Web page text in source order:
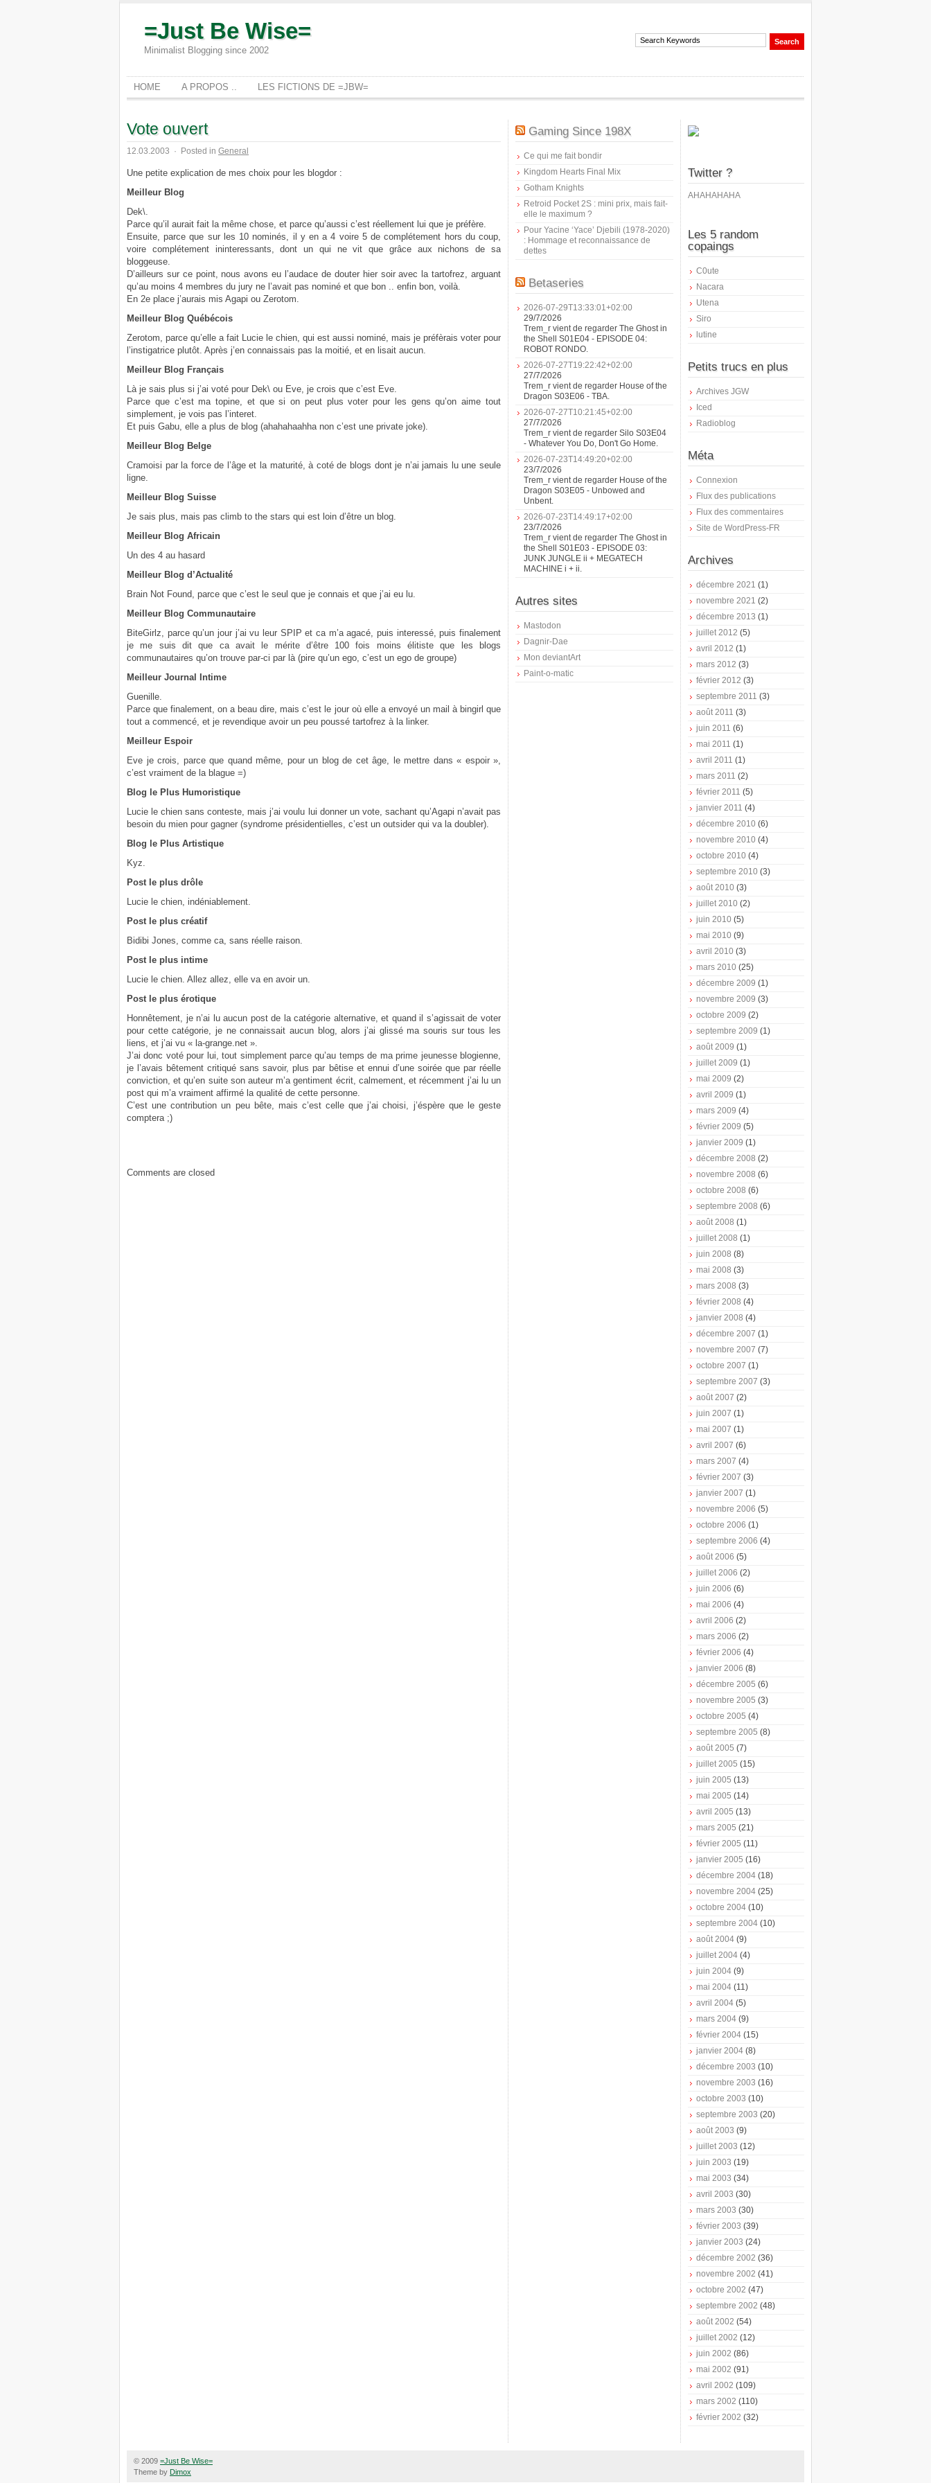
=Just Be Wise=
Minimalist Blogging since 2002
HOME A PROPOS .. LES FICTIONS DE =JBW=
Vote ouvert
12.03.2003 · Posted in General
Une petite explication de mes choix pour les blogdor :
Meilleur Blog
Dek\.
Parce qu’il aurait fait la même chose, et parce qu’aussi c’est réellement lui que je préfère.
Ensuite, parce que sur les 10 nominés, il y en a 4 voire 5 de complétement hors du coup,
voire complétement ininteressants, dont un qui ne vit que grâce aux nichons de sa
bloggeuse.
D’ailleurs sur ce point, nous avons eu l’audace de douter hier soir avec la tartofrez, arguant
qu’au moins 4 membres du jury ne l’avait pas nominé et que bon .. enfin bon, voilà.
En 2e place j’aurais mis Agapi ou Zerotom.
Meilleur Blog Québécois
Zerotom, parce qu’elle a fait Lucie le chien, qui est aussi nominé, mais je préfèrais voter pour
l’instigatrice plutôt. Après j’en connaissais pas la moitié, et en lisait aucun.
Meilleur Blog Français
Là je sais plus si j’ai voté pour Dek\ ou Eve, je crois que c’est Eve.
Parce que c’est ma topine, et que si on peut plus voter pour les gens qu’on aime tout
simplement, je vois pas l’interet.
Et puis Gabu, elle a plus de blog (ahahahaahha non c’est une private joke).
Meilleur Blog Belge
Cramoisi par la force de l’âge et la maturité, à coté de blogs dont je n’ai jamais lu une seule
ligne.
Meilleur Blog Suisse
Je sais plus, mais pas climb to the stars qui est loin d’être un blog.
Meilleur Blog Africain
Un des 4 au hasard
Meilleur Blog d’Actualité
Brain Not Found, parce que c’est le seul que je connais et que j’ai eu lu.
Meilleur Blog Communautaire
BiteGirlz, parce qu’un jour j’ai vu leur SPIP et ca m’a agacé, puis interessé, puis finalement
je me suis dit que ca avait le mérite d’être 100 fois moins élitiste que les blogs
communautaires qu’on trouve par-ci par là (pire qu’un ego, c’est un ego de groupe)
Meilleur Journal Intime
Guenille.
Parce que finalement, on a beau dire, mais c’est le jour où elle a envoyé un mail à bingirl que
tout a commencé, et je revendique avoir un peu poussé tartofrez à la linker.
Meilleur Espoir
Eve je crois, parce que quand même, pour un blog de cet âge, le mettre dans « espoir »,
c’est vraiment de la blague =)
Blog le Plus Humoristique
Lucie le chien sans conteste, mais j’ai voulu lui donner un vote, sachant qu’Agapi n’avait pas
besoin du mien pour gagner (syndrome présidentielles, c’est un outsider qui va la doubler).
Blog le Plus Artistique
Kyz.
Post le plus drôle
Lucie le chien, indéniablement.
Post le plus créatif
Bidibi Jones, comme ca, sans réelle raison.
Post le plus intime
Lucie le chien. Allez allez, elle va en avoir un.
Post le plus érotique
Honnêtement, je n’ai lu aucun post de la catégorie alternative, et quand il s’agissait de voter
pour cette catégorie, je ne connaissait aucun blog, alors j’ai glissé ma souris sur tous les
liens, et j’ai vu « la-grange.net ».
J’ai donc voté pour lui, tout simplement parce qu’au temps de ma prime jeunesse blogienne,
je l’avais bêtement critiqué sans savoir, plus par bêtise et ennui d’une soirée que par réelle
conviction, et qu’en suite son auteur m’a gentiment écrit, calmement, et récemment j’ai lu un
post qui m’a vraiment affirmé la qualité de cette personne.
C’est une contribution un peu bête, mais c’est celle que j’ai choisi, j’éspère que le geste
comptera ;)
Comments are closed
Gaming Since 198X
Ce qui me fait bondir
Kingdom Hearts Final Mix
Gotham Knights
Retroid Pocket 2S : mini prix, mais fait-
elle le maximum ?
Pour Yacine ‘Yace’ Djebili (1978-2020)
: Hommage et reconnaissance de
dettes
Betaseries
2026-07-29T13:33:01+02:00
29/7/2026
Trem_r vient de regarder The Ghost in
the Shell S01E04 - EPISODE 04:
ROBOT RONDO.
2026-07-27T19:22:42+02:00
27/7/2026
Trem_r vient de regarder House of the
Dragon S03E06 - TBA.
2026-07-27T10:21:45+02:00
27/7/2026
Trem_r vient de regarder Silo S03E04
- Whatever You Do, Don't Go Home.
2026-07-23T14:49:20+02:00
23/7/2026
Trem_r vient de regarder House of the
Dragon S03E05 - Unbowed and
Unbent.
2026-07-23T14:49:17+02:00
23/7/2026
Trem_r vient de regarder The Ghost in
the Shell S01E03 - EPISODE 03:
JUNK JUNGLE ii + MEGATECH
MACHINE i + ii.
Autres sites
Mastodon
Dagnir-Dae
Mon deviantArt
Paint-o-matic
Twitter ?
AHAHAHAHA
Les 5 random
copaings
C0ute
Nacara
Utena
Siro
lutine
Petits trucs en plus
Archives JGW
Iced
Radioblog
Méta
Connexion
Flux des publications
Flux des commentaires
Site de WordPress-FR
Archives
décembre 2021 (1)
novembre 2021 (2)
décembre 2013 (1)
juillet 2012 (5)
avril 2012 (1)
mars 2012 (3)
février 2012 (3)
septembre 2011 (3)
août 2011 (3)
juin 2011 (6)
mai 2011 (1)
avril 2011 (1)
mars 2011 (2)
février 2011 (5)
janvier 2011 (4)
décembre 2010 (6)
novembre 2010 (4)
octobre 2010 (4)
septembre 2010 (3)
août 2010 (3)
juillet 2010 (2)
juin 2010 (5)
mai 2010 (9)
avril 2010 (3)
mars 2010 (25)
décembre 2009 (1)
novembre 2009 (3)
octobre 2009 (2)
septembre 2009 (1)
août 2009 (1)
juillet 2009 (1)
mai 2009 (2)
avril 2009 (1)
mars 2009 (4)
février 2009 (5)
janvier 2009 (1)
décembre 2008 (2)
novembre 2008 (6)
octobre 2008 (6)
septembre 2008 (6)
août 2008 (1)
juillet 2008 (1)
juin 2008 (8)
mai 2008 (3)
mars 2008 (3)
février 2008 (4)
janvier 2008 (4)
décembre 2007 (1)
novembre 2007 (7)
octobre 2007 (1)
septembre 2007 (3)
août 2007 (2)
juin 2007 (1)
mai 2007 (1)
avril 2007 (6)
mars 2007 (4)
février 2007 (3)
janvier 2007 (1)
novembre 2006 (5)
octobre 2006 (1)
septembre 2006 (4)
août 2006 (5)
juillet 2006 (2)
juin 2006 (6)
mai 2006 (4)
avril 2006 (2)
mars 2006 (2)
février 2006 (4)
janvier 2006 (8)
décembre 2005 (6)
novembre 2005 (3)
octobre 2005 (4)
septembre 2005 (8)
août 2005 (7)
juillet 2005 (15)
juin 2005 (13)
mai 2005 (14)
avril 2005 (13)
mars 2005 (21)
février 2005 (11)
janvier 2005 (16)
décembre 2004 (18)
novembre 2004 (25)
octobre 2004 (10)
septembre 2004 (10)
août 2004 (9)
juillet 2004 (4)
juin 2004 (9)
mai 2004 (11)
avril 2004 (5)
mars 2004 (9)
février 2004 (15)
janvier 2004 (8)
décembre 2003 (10)
novembre 2003 (16)
octobre 2003 (10)
septembre 2003 (20)
août 2003 (9)
juillet 2003 (12)
juin 2003 (19)
mai 2003 (34)
avril 2003 (30)
mars 2003 (30)
février 2003 (39)
janvier 2003 (24)
décembre 2002 (36)
novembre 2002 (41)
octobre 2002 (47)
septembre 2002 (48)
août 2002 (54)
juillet 2002 (12)
juin 2002 (86)
mai 2002 (91)
avril 2002 (109)
mars 2002 (110)
février 2002 (32)
© 2009 =Just Be Wise=
Theme by Dimox